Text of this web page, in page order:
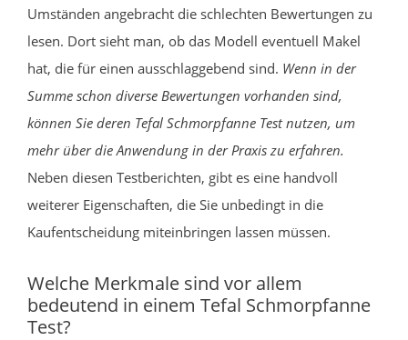
Umständen angebracht die schlechten Bewertungen zu
lesen. Dort sieht man, ob das Modell eventuell Makel
hat, die für einen ausschlaggebend sind. Wenn in der
Summe schon diverse Bewertungen vorhanden sind,
können Sie deren Tefal Schmorpfanne Test nutzen, um
mehr über die Anwendung in der Praxis zu erfahren.
Neben diesen Testberichten, gibt es eine handvoll
weiterer Eigenschaften, die Sie unbedingt in die
Kaufentscheidung miteinbringen lassen müssen.
Welche Merkmale sind vor allem
bedeutend in einem Tefal Schmorpfanne
Test?